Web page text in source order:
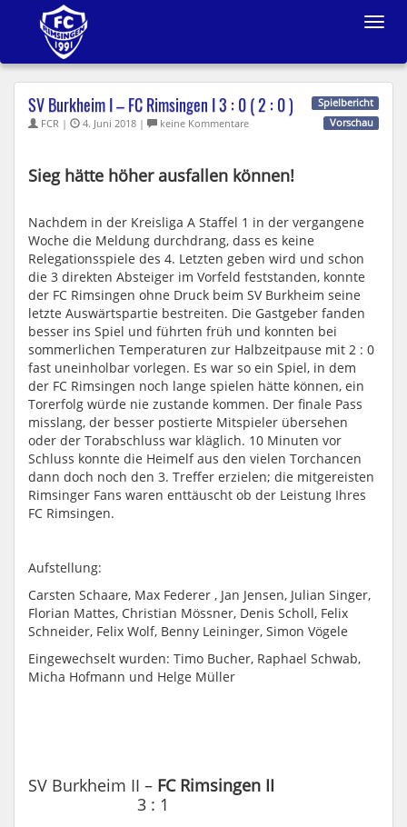
Toggle
SV Burkheim I – FC Rimsingen I 3 : 0 ( 2 : 0 )
Spielbericht
Vorschau
FCR | 4. Juni 2018 | keine Kommentare
Sieg hätte höher ausfallen können!
Nachdem in der Kreisliga A Staffel 1 in der vergangene
Woche die Meldung durchdrang, dass es keine
Relegationsspiele des 4. Letzten geben wird und schon
die 3 direkten Absteiger im Vorfeld feststanden, konnte
der FC Rimsingen ohne Druck beim SV Burkheim seine
letzte Auswärtspartie bestreiten. Die Gastgeber fanden
besser ins Spiel und führten früh und konnten bei
sommerlichen Temperaturen zur Halbzeitpause mit 2 : 0
fast uneinholbar vorlegen. Es war so ein Spiel, in dem
der FC Rimsingen noch lange spielen hätte können, ein
Torerfolg würde nie zustande kommen. Der finale Pass
misslang, der besser postierte Mitspieler übersehen
oder der Torabschluss war kläglich. 10 Minuten vor
Schluss konnte die Heimelf aus den vielen Torchancen
dann doch noch den 3. Treffer erzielen; die mitgereisten
Rimsinger Fans waren enttäuscht ob der Leistung Ihres
FC Rimsingen.
Aufstellung:
Carsten Schaare, Max Federer , Jan Jensen, Julian Singer,
Florian Mattes, Christian Mössner, Denis Scholl, Felix
Schneider, Felix Wolf, Benny Leininger, Simon Vögele
Eingewechselt wurden: Timo Bucher, Raphael Schwab,
Micha Hofmann und Helge Müller
SV Burkheim II – FC Rimsingen II
3 : 1